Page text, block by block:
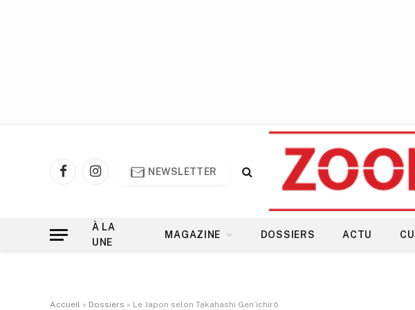
FacebookInstagram
NEWSLETTER
À LA
UNE
MAGAZINE DOSSIERS ACTU
Accueil » Dossiers » Le Japon selon Takahashi Gen’ichirô